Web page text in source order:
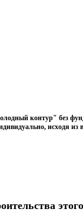
контур" без
исходя из